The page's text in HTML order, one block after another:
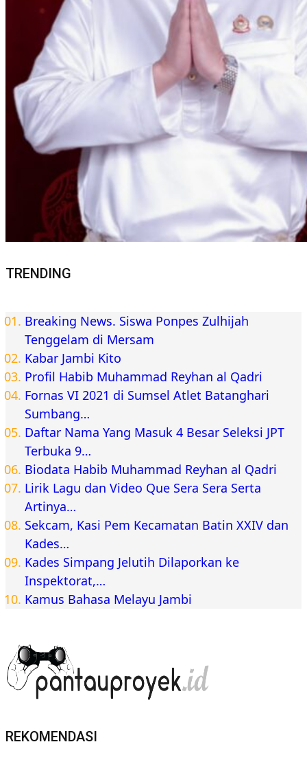
TRENDING
Breaking News. Siswa Ponpes Zulhijah
Tenggelam di Mersam
Kabar Jambi Kito
Profil Habib Muhammad Reyhan al Qadri
Fornas VI 2021 di Sumsel Atlet Batanghari
Sumbang…
Daftar Nama Yang Masuk 4 Besar Seleksi JPT
Terbuka 9…
Biodata Habib Muhammad Reyhan al Qadri
Lirik Lagu dan Video Que Sera Sera Serta
Artinya…
Sekcam, Kasi Pem Kecamatan Batin XXIV dan
Kades…
Kades Simpang Jelutih Dilaporkan ke
Inspektorat,…
Kamus Bahasa Melayu Jambi
REKOMENDASI